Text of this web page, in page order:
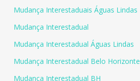
Mudança Interestaduais Águas Lindas
Mudança Interestadual
Mudança Interestadual Águas Lindas
Mudança Interestadual Belo Horizonte
Mudança Interestadual BH